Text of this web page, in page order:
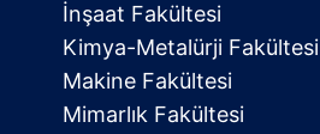
İnşaat Fakültesi
Kimya-Metalürji Fakültesi
Makine Fakültesi
Mimarlık Fakültesi